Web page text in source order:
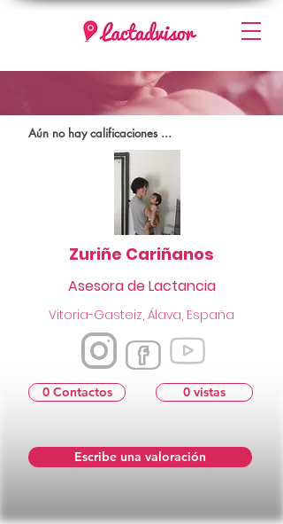
Aún no hay calificaciones ...
Escribe una valoración
0 Contactos
Vitoria-Gasteiz, Álava, España
Zuriñe Cariñanos
Asesora de Lactancia
0 vistas